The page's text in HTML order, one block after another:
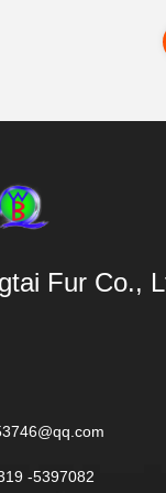
Fur Co.,
-5397082